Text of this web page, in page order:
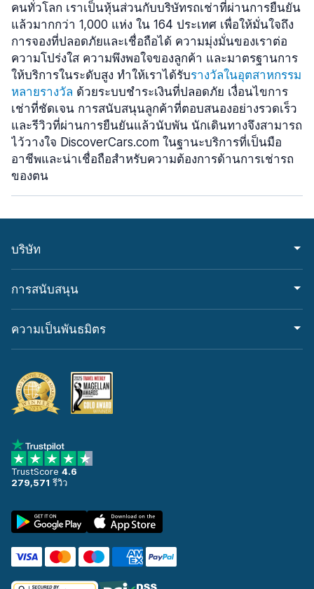
คนทั่วโลก เราเป็นหุ้นส่วนกับบริษัทรถเช่าที่ผ่านการยืนยัน
แล้วมากกว่า 1,000 แห่ง ใน 164 ประเทศ เพื่อให้มั่นใจถึง
การจองที่ปลอดภัยและเชื่อถือได้ ความมุ่งมั่นของเราต่อ
ความโปร่งใส ความพึงพอใจของลูกค้า และมาตรฐานการ
ให้บริการในระดับสูง ทำให้เราได้รับรางวัลในอุตสาหกรรม
หลายรางวัล ด้วยระบบชำระเงินที่ปลอดภัย เงื่อนไขการ
เช่าที่ชัดเจน การสนับสนุนลูกค้าที่ตอบสนองอย่างรวดเร็ว
และรีวิวที่ผ่านการยืนยันแล้วนับพัน นักเดินทางจึงสามารถ
ไว้วางใจ DiscoverCars.com ในฐานะบริการที่เป็นมือ
อาชีพและน่าเชื่อถือสำหรับความต้องการด้านการเช่ารถ
ของตน
บริษัท
การสนับสนุน
ความเป็นพันธมิตร
TrustScore 4.6
279,571 รีวิว